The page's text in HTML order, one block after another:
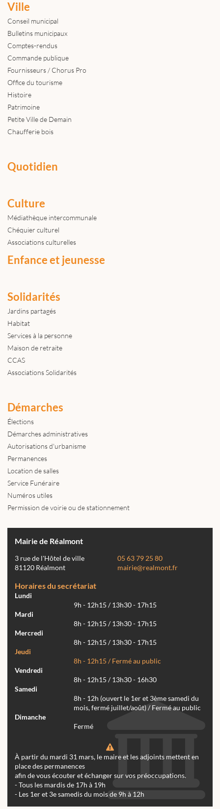
Ville
Conseil municipal
Bulletins municipaux
Comptes-rendus
Commande publique
Fournisseurs / Chorus Pro
Office du tourisme
Histoire
Patrimoine
Petite Ville de Demain
Chaufferie bois
Quotidien
Culture
Médiathèque intercommunale
Chéquier culturel
Associations culturelles
Enfance et jeunesse
Solidarités
Jardins partagés
Habitat
Services à la personne
Maison de retraite
CCAS
Associations Solidarités
Démarches
Élections
Démarches administratives
Autorisations d'urbanisme
Permanences
Location de salles
Service Funéraire
Numéros utiles
Permission de voirie ou de stationnement
Mairie de Réalmont
3 rue de l'Hôtel de ville
81120 Réalmont
05 63 79 25 80
mairie@realmont.fr
Horaires du secrétariat
Lundi
9h - 12h15 / 13h30 - 17h15
Mardi
8h - 12h15 / 13h30 - 17h15
Mercredi
8h - 12h15 / 13h30 - 17h15
Jeudi
8h - 12h15 / Fermé au public
Vendredi
8h - 12h15 / 13h30 - 16h30
Samedi
8h - 12h (ouvert le 1er et 3ème samedi du
mois, fermé juillet/août) / Fermé au public
Dimanche
Fermé
À partir du mardi 31 mars, le maire et les adjoints mettent en
place des permanences
afin de vous écouter et échanger sur vos préoccupations.
- Tous les mardis de 17h à 19h
- Les 1er et 3e samedis du mois de 9h à 12h